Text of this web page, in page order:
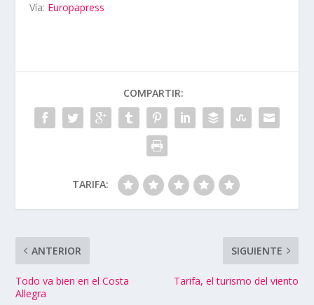
Vía: Europapress
COMPARTIR:
TARIFA:
ANTERIOR
Todo va bien en el Costa
Allegra
SIGUIENTE
Tarifa, el turismo del viento